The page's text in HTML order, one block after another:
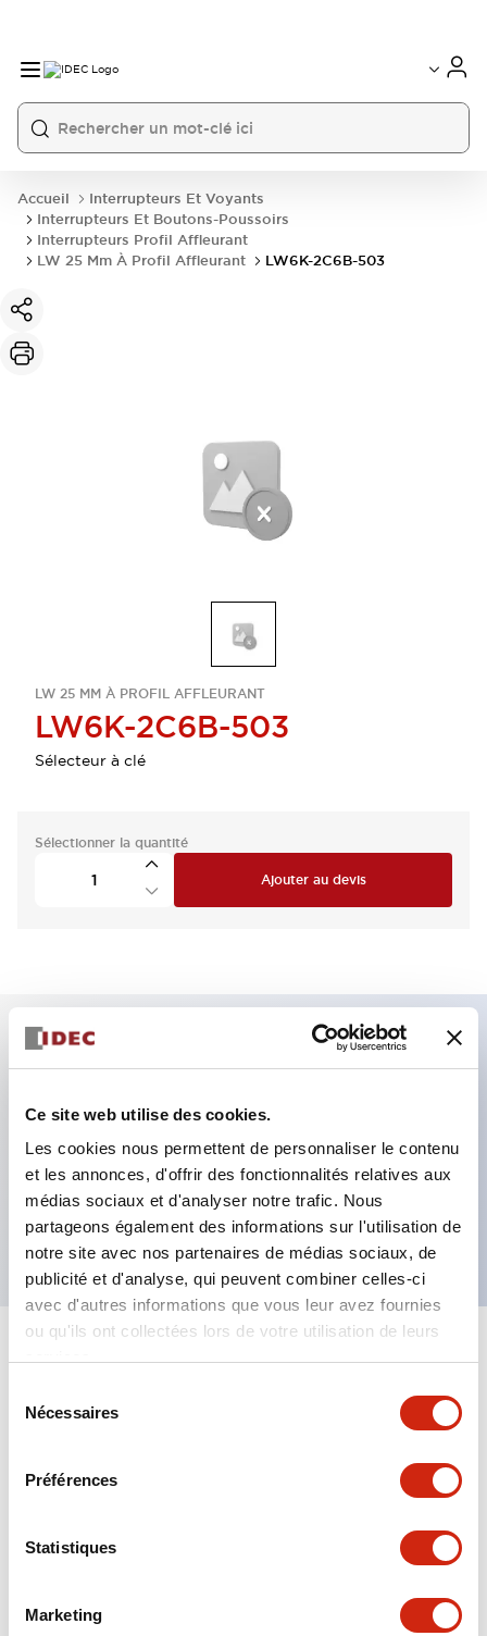
Ce site web utilise des cookies.
Les cookies nous permettent de personnaliser le contenu
et les annonces, d'offrir des fonctionnalités relatives aux
médias sociaux et d'analyser notre trafic. Nous
partageons également des informations sur l'utilisation de
notre site avec nos partenaires de médias sociaux, de
publicité et d'analyse, qui peuvent combiner celles-ci
avec d'autres informations que vous leur avez fournies
ou qu'ils ont collectées lors de votre utilisation de leurs
Nécessaires
Préférences
Statistiques
Marketing
Accueil
Interrupteurs Et Voyants
Interrupteurs Et Boutons-Poussoirs
Interrupteurs Profil Affleurant
LW 25 Mm À Profil Affleurant
LW6K-2C6B-503
LW 25 MM À PROFIL AFFLEURANT
LW6K-2C6B-503
Sélecteur à clé
Sélectionner la quantité
Ajouter au devis
Caractéristiques clés
Fixation par regroupement possible
Le commutateur sélecteur avec clé adopte une
structure à goupille à cylindre haute sécurité
La structure de protection est IP65 (IEC60529)
Spécifications Tout développer+
Aesthetic Specifications